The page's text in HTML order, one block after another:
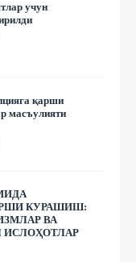
учун
қарши
масъулияти
КУРАШИШ:
ВА